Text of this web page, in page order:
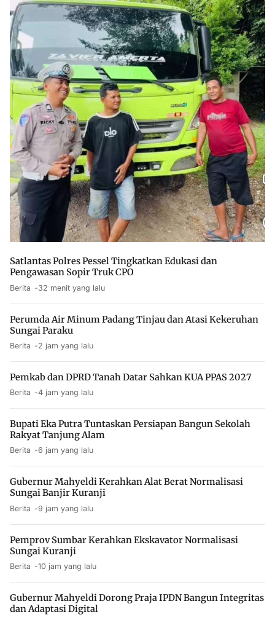
Satlantas Polres Pessel Tingkatkan Edukasi dan
Pengawasan Sopir Truk CPO
Berita 32 menit yang lalu
Perumda Air Minum Padang Tinjau dan Atasi Kekeruhan
Sungai Paraku
Berita 2 jam yang lalu
Pemkab dan DPRD Tanah Datar Sahkan KUA PPAS 2027
Berita 4 jam yang lalu
Bupati Eka Putra Tuntaskan Persiapan Bangun Sekolah
Rakyat Tanjung Alam
Berita 6 jam yang lalu
Gubernur Mahyeldi Kerahkan Alat Berat Normalisasi
Sungai Banjir Kuranji
Berita 9 jam yang lalu
Pemprov Sumbar Kerahkan Ekskavator Normalisasi
Sungai Kuranji
Berita 10 jam yang lalu
Gubernur Mahyeldi Dorong Praja IPDN Bangun Integritas
dan Adaptasi Digital